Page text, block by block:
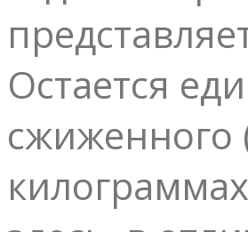
Остается
сжиженного